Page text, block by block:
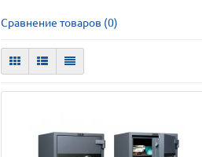
Сравнение товаров (0)